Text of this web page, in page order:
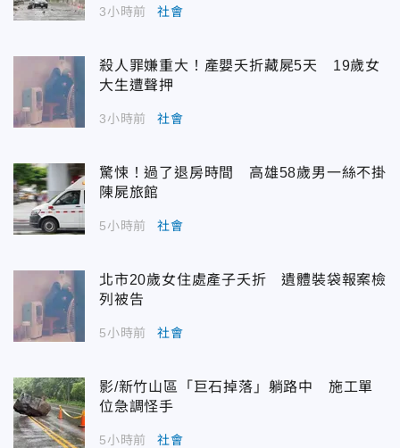
3小時前 社會
殺人罪嫌重大！產嬰夭折藏屍5天 19歲女
大生遭聲押
3小時前 社會
驚悚！過了退房時間 高雄58歲男一絲不掛
陳屍旅館
5小時前 社會
北市20歲女住處產子夭折 遺體裝袋報案檢
列被告
5小時前 社會
影/新竹山區「巨石掉落」躺路中 施工單
位急調怪手
5小時前 社會